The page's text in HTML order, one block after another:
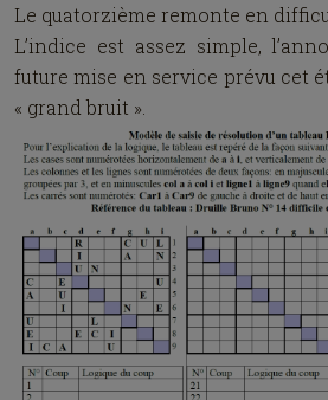
Le quatorzième remonte en
L’indice est assez simple,
future mise en service prévu cet
« grand bruit ».